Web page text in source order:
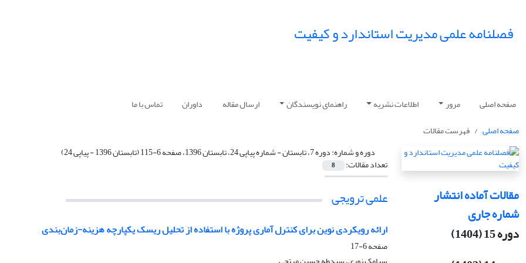
فصلنامه علمی مدیریت استاندارد و کیفیت
صفحه اصلی مرور اطلاعات نشریه راهنمای نویسندگان ارسال مقاله داوران
تماس با ما
صفحه اصلی
فهرست مقالات
مقالات آماده انتشار
شماره جاری
دوره 15 (1404)
دوره و شماره:دوره 7، تابستان - شماره پیاپی 24، تابستان 1396، صفحه 6-115 (تابستان 1396 - پیاپی 24)
تعداد مقالات: 8
علمی ترویجی
ارائه رویکردی نوین برای کنترل آماری پروژه با استفاده از تحلیل ریسک یکپارچه هزینه-زمان‌بندی
صفحه6-17